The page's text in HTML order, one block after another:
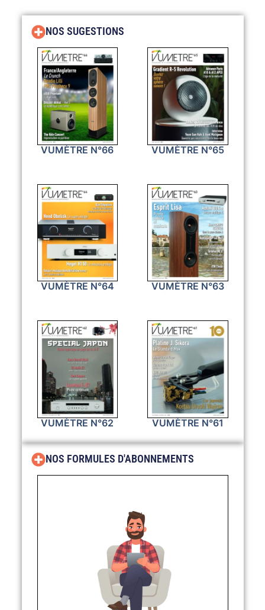
NOS SUGESTIONS
VUMÈTRE N°66 VUMÈTRE N°65
VUMÈTRE N°64 VUMÈTRE N°63
VUMÈTRE N°62 VUMÈTRE N°61
NOS FORMULES D'ABONNEMENTS